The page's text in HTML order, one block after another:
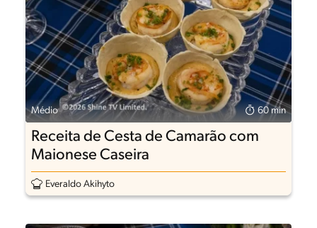
Médio 60 min
Receita de Cesta de Camarão com
Maionese Caseira
Everaldo Akihyto